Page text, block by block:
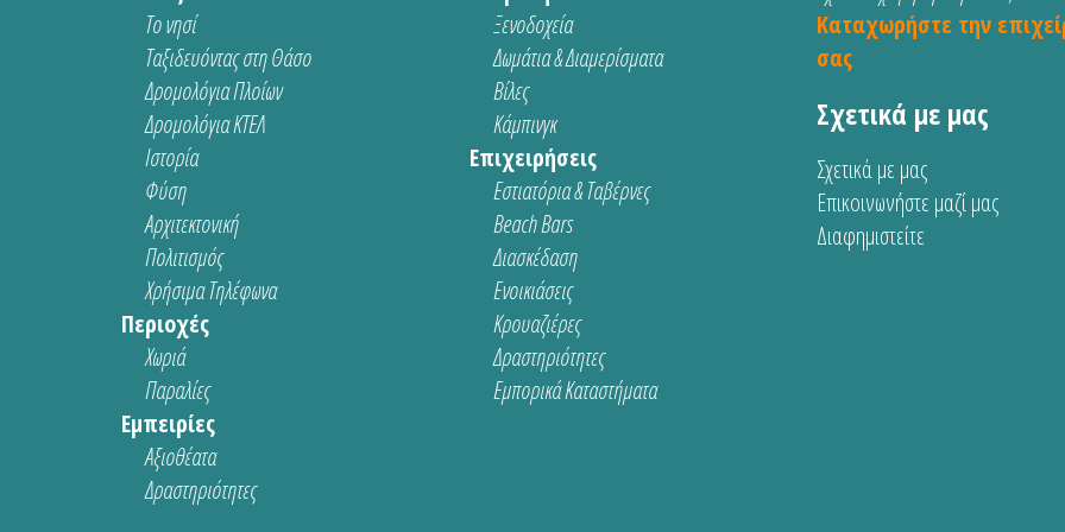
Το νησί
Ταξιδευόντας στη Θάσο
Δρομολόγια Πλοίων
Δρομολόγια ΚΤΕΛ
Ιστορία
Φύση
Αρχιτεκτονική
Πολιτισμός
Χρήσιμα Τηλέφωνα
Περιοχές
Χωριά
Παραλίες
Εμπειρίες
Αξιοθέατα
Δραστηριότητες
Ξενοδοχεία
Δωμάτια & Διαμερίσματα
Βίλες
Κάμπινγκ
Επιχειρήσεις
Εστιατόρια & Ταβέρνες
Beach Bars
Διασκέδαση
Ενοικιάσεις
Κρουαζιέρες
Δραστηριότητες
Εμπορικά Καταστήματα
Καταχωρήστε την
σας
Σχετικά με μας
Σχετικά με μας
Επικοινωνήστε μαζί μας
Διαφημιστείτε